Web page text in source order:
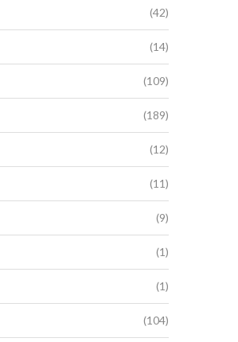
(42)
(14)
(109)
(189)
(12)
(11)
(9)
(1)
(1)
(104)